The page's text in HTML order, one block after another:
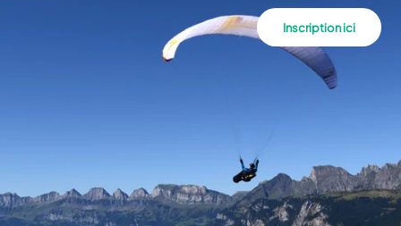
Inscription ici